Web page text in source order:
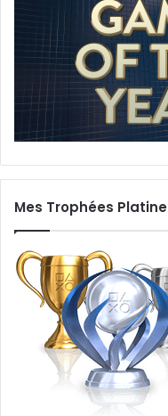
Mes Trophées Platine